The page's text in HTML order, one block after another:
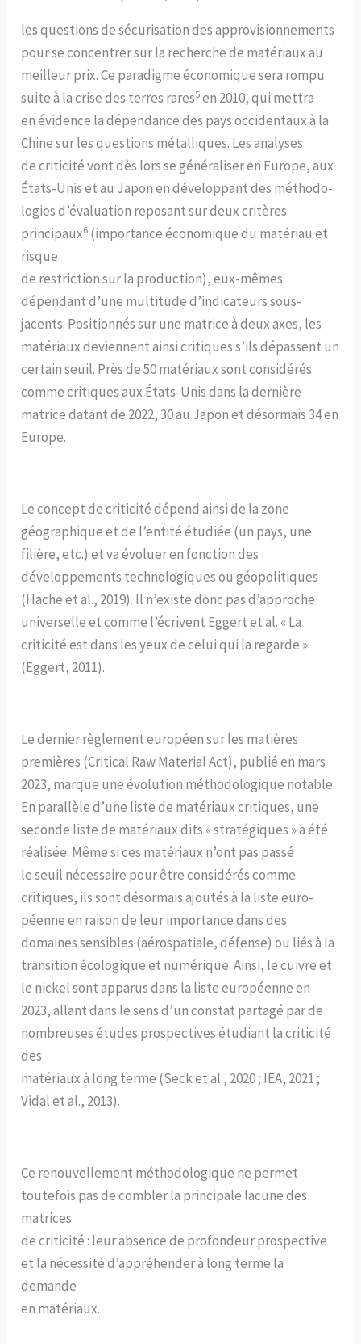
les questions de sécurisation des approvisionnements
pour se concentrer sur la recherche de matériaux au
meilleur prix. Ce paradigme économique sera rompu
suite à la crise des terres rares5en 2010, qui mettra
en évidence la dépendance des pays occidentaux à la
Chine sur les questions métalliques. Les analyses
de criticité vont dès lors se généraliser en Europe, aux
États-Unis et au Japon en développant des méthodo-
logies d’évaluation reposant sur deux critères
principaux6 (importance économique du matériau et
risque
de restriction sur la production), eux-mêmes
dépendant d’une multitude d’indicateurs sous-
jacents. Positionnés sur une matrice à deux axes, les
matériaux deviennent ainsi critiques s’ils dépassent un
certain seuil. Près de 50 matériaux sont considérés
comme critiques aux États-Unis dans la dernière
matrice datant de 2022, 30 au Japon et désormais 34 en
Europe.
Le concept de criticité dépend ainsi de la zone
géographique et de l’entité étudiée (un pays, une
filière, etc.) et va évoluer en fonction des
développements technologiques ou géopolitiques
(Hache et al., 2019). Il n’existe donc pas d’approche
universelle et comme l’écrivent Eggert et al. « La
criticité est dans les yeux de celui qui la regarde »
(Eggert, 2011).
Le dernier règlement européen sur les matières
premières (Critical Raw Material Act), publié en mars
2023, marque une évolution méthodologique notable.
En parallèle d’une liste de matériaux critiques, une
seconde liste de matériaux dits « stratégiques » a été
réalisée. Même si ces matériaux n’ont pas passé
le seuil nécessaire pour être considérés comme
critiques, ils sont désormais ajoutés à la liste euro-
péenne en raison de leur importance dans des
domaines sensibles (aérospatiale, défense) ou liés à la
transition écologique et numérique. Ainsi, le cuivre et
le nickel sont apparus dans la liste européenne en
2023, allant dans le sens d’un constat partagé par de
nombreuses études prospectives étudiant la criticité
des
matériaux à long terme (Seck et al., 2020 ; IEA, 2021 ;
Vidal et al., 2013).
Ce renouvellement méthodologique ne permet
toutefois pas de combler la principale lacune des
matrices
de criticité : leur absence de profondeur prospective
et la nécessité d’appréhender à long terme la
demande
en matériaux.